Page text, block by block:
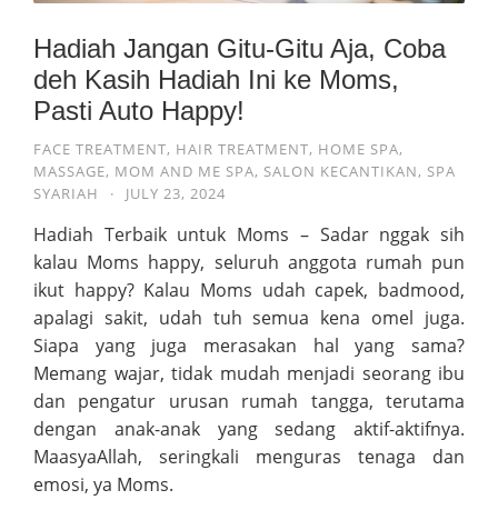
Hadiah Jangan Gitu-Gitu Aja, Coba
deh Kasih Hadiah Ini ke Moms,
Pasti Auto Happy!
FACE TREATMENT, HAIR TREATMENT, HOME SPA,
MASSAGE, MOM AND ME SPA, SALON KECANTIKAN, SPA
SYARIAH
· JULY 23, 2024
Hadiah Terbaik untuk Moms – Sadar nggak sih
kalau Moms happy, seluruh anggota rumah pun
ikut happy? Kalau Moms udah capek, badmood,
apalagi sakit, udah tuh semua kena omel juga.
Siapa yang juga merasakan hal yang sama?
Memang wajar, tidak mudah menjadi seorang ibu
dan pengatur urusan rumah tangga, terutama
dengan anak-anak yang sedang aktif-aktifnya.
MaasyaAllah, seringkali menguras tenaga dan
emosi, ya Moms.